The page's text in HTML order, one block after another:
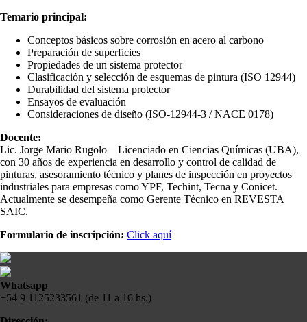
Temario principal:
Conceptos básicos sobre corrosión en acero al carbono
Preparación de superficies
Propiedades de un sistema protector
Clasificación y selección de esquemas de pintura (ISO 12944)
Durabilidad del sistema protector
Ensayos de evaluación
Consideraciones de diseño (ISO-12944-3 / NACE 0178)
Docente:
Lic. Jorge Mario Rugolo – Licenciado en Ciencias Químicas (UBA),
con 30 años de experiencia en desarrollo y control de calidad de
pinturas, asesoramiento técnico y planes de inspección en proyectos
industriales para empresas como YPF, Techint, Tecna y Conicet.
Actualmente se desempeña como Gerente Técnico en REVESTA
SAIC.
Formulario de inscripción: Click aquí
Whatsapp
+54 9 1125233561 (de 11 a 16 hs.)